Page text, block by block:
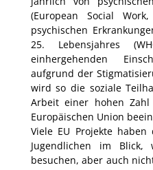
(European Social
psychischen
25. Lebensjahres
einhergehenden
aufgrund der
wird so die soziale
Arbeit einer hohen
Europäischen Union
Viele EU Projekte
Jugendlichen im
besuchen, aber auch